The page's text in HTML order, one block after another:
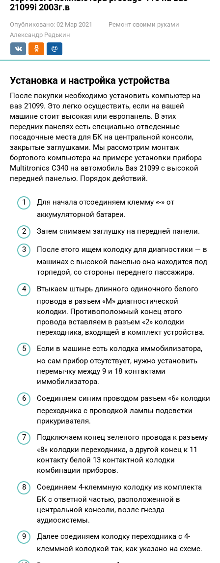
21099i 2003г.в
Опубликовано: 02 Мар 2021
Ремонт своими руками
Александр Редькин
Установка и настройка устройства
После покупки необходимо установить компьютер на
ваз 21099. Это легко осуществить, если на вашей
машине стоит высокая или европанель. В этих
передних панелях есть специально отведенные
посадочные места для БК на центральной консоли,
закрытые заглушками. Мы рассмотрим монтаж
бортового компьютера на примере установки прибора
Multitronics C340 на автомобиль Ваз 21099 с высокой
передней панелью. Порядок действий.
Для начала отсоединяем клемму «-» от
аккумуляторной батареи.
Затем снимаем заглушку на передней панели.
После этого ищем колодку для диагностики — в
машинах с высокой панелью она находится под
торпедой, со стороны переднего пассажира.
Втыкаем штырь длинного одиночного белого
провода в разъем «М» диагностической
колодки. Противоположный конец этого
провода вставляем в разъем «2» колодки
переходника, входящей в комплект устройства.
Если в машине есть колодка иммобилизатора,
но сам прибор отсутствует, нужно установить
перемычку между 9 и 18 контактами
иммобилизатора.
Соединяем синим проводом разъем «6» колодки
переходника с проводкой лампы подсветки
прикуривателя.
Подключаем конец зеленого провода к разъему
«8» колодки переходника, а другой конец к 11
контакту белой 13 контактной колодки
комбинации приборов.
Соединяем 4-клеммную колодку из комплекта
БК с ответной частью, расположенной в
центральной консоли, возле гнезда
аудиосистемы.
Далее соединяем колодку переходника с 4-
клеммной колодкой так, как указано на схеме.